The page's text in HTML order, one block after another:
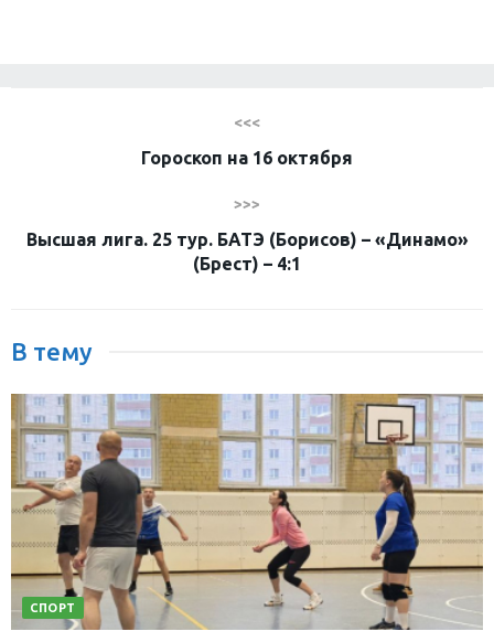
<<<
Гороскоп на 16 октября
>>>
Высшая лига. 25 тур. БАТЭ (Борисов) – «Динамо»
(Брест) – 4:1
В тему
СПОРТ